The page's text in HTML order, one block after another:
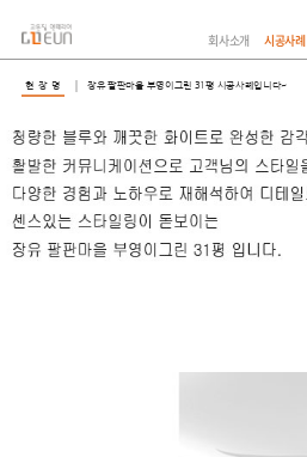
회사소개 시공사례
현 장 명 장유 팔판마을 부영이그린 31평 시공사례입니다~